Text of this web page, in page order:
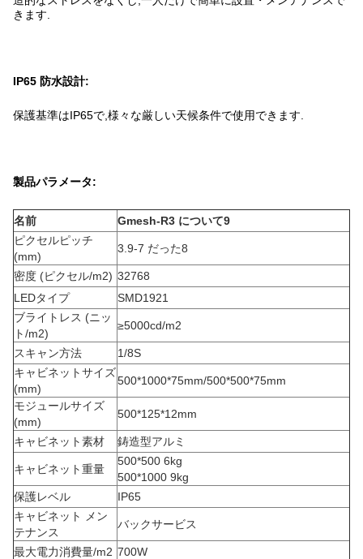
きます.
IP65 防水設計:
保護基準はIP65で,様々な厳しい天候条件で使用できます.
製品パラメータ:
名前
Gmesh-R3 について9
ピクセルピッチ
(mm)
3.9-7 だった8
密度 (ピクセル/m2) 32768
LEDタイプ
SMD1921
ブライトレス (ニッ
ト/m2)
≥5000cd/m2
スキャン方法
1/8S
キャビネットサイズ
(mm)
500*1000*75mm/500*500*75mm
モジュールサイズ
(mm)
500*125*12mm
キャビネット素材 鋳造型アルミ
キャビネット重量
500*500 6kg
500*1000 9kg
保護レベル
IP65
キャビネット メン
テナンス
バックサービス
最大電力消費量/m2 700W